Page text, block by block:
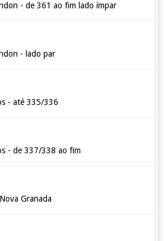
- de 361 ao fim lado ímpar
- lado par
- até 335/336
- de 337/338 ao fim
Granada